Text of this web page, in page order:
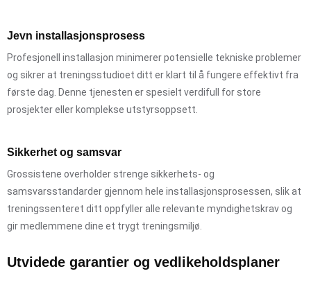
Jevn installasjonsprosess
Profesjonell installasjon minimerer potensielle tekniske problemer
og sikrer at treningsstudioet ditt er klart til å fungere effektivt fra
første dag. Denne tjenesten er spesielt verdifull for store
prosjekter eller komplekse utstyrsoppsett.
Sikkerhet og samsvar
Grossistene overholder strenge sikkerhets- og
samsvarsstandarder gjennom hele installasjonsprosessen, slik at
treningssenteret ditt oppfyller alle relevante myndighetskrav og
gir medlemmene dine et trygt treningsmiljø.
Utvidede garantier og vedlikeholdsplaner